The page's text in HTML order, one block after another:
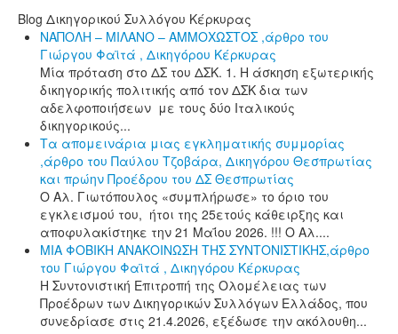
Blog Δικηγορικού Συλλόγου Κέρκυρας
ΝΑΠΟΛΗ – ΜΙΛΑΝΟ – ΑΜΜΟΧΩΣΤΟΣ ,άρθρο του
Γιώργου Φαϊτά , Δικηγόρου Κέρκυρας
Μία πρόταση στο ΔΣ του ΔΣΚ. 1. Η άσκηση εξωτερικής
δικηγορικής πολιτικής από τον ΔΣΚ δια των
αδελφοποιήσεων με τους δύο Ιταλικούς
δικηγορικούς...
Τα απομεινάρια μιας εγκληματικής συμμορίας
,άρθρο του Παύλου Τζοβάρα, Δικηγόρου Θεσπρωτίας
και πρώην Προέδρου του ΔΣ Θεσπρωτίας
Ο Αλ. Γιωτόπουλος «συμπλήρωσε» το όριο του
εγκλεισμού του, ήτοι της 25ετούς κάθειρξης και
αποφυλακίστηκε την 21 Μαΐου 2026. !!! Ο Αλ....
ΜΙΑ ΦΟΒΙΚΗ ΑΝΑΚΟΙΝΩΣΗ ΤΗΣ ΣΥΝΤΟΝΙΣΤΙΚΗΣ,άρθρο
του Γιώργου Φαϊτά , Δικηγόρου Κέρκυρας
Η Συντονιστική Επιτροπή της Ολομέλειας των
Προέδρων των Δικηγορικών Συλλόγων Ελλάδος, που
συνεδρίασε στις 21.4.2026, εξέδωσε την ακόλουθη...